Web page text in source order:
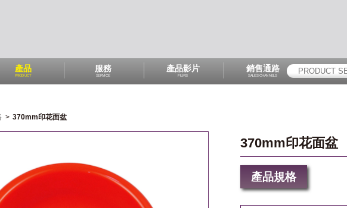
產品
PRODUCT
服務
SERVICE
產品影片
FILMS
銷售通路
SALES CHANNELS
> 370mm印花面盆
370mm印花面盆
產品規格